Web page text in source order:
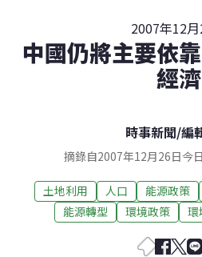
2007年12
中國仍將主要依
經濟
時事新聞/編
摘錄自2007年12月26日今
土地利用 人口 能源政策
能源轉型
環境政策 環